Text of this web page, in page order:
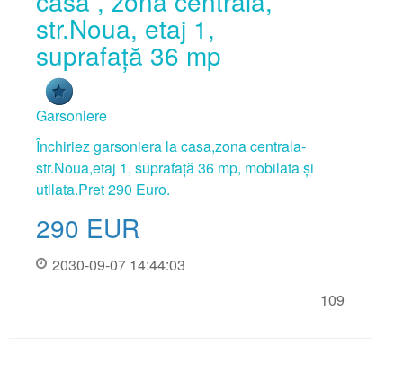
str.Noua, etaj 1,
suprafață 36 mp
Garsoniere
Închiriez garsoniera la casa,zona centrala-
str.Noua,etaj 1, suprafață 36 mp, mobilata și
utilata.Pret 290 Euro.
290 EUR
2030-09-07 14:44:03
109